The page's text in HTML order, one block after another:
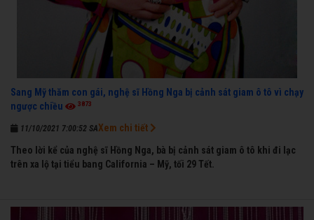
Sang Mỹ thăm con gái, nghệ sĩ Hồng Nga bị cảnh sát giam ô tô vì chạy
ngược chiều
3873
11/10/2021 7:00:52 SA
Theo lời kể của nghệ sĩ Hồng Nga, bà bị cảnh sát giam ô tô khi đi lạc
trên xa lộ tại tiểu bang California – Mỹ, tối 29 Tết.
Xem chi tiết